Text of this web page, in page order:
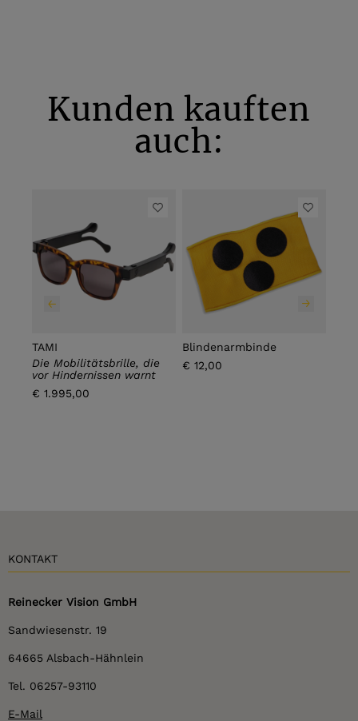
Kunden kauften
auch:
TAMI
Die Mobilitätsbrille, die
vor Hindernissen warnt
€ 1.995,00
Blindenarmbinde
€ 12,00
KONTAKT
Reinecker Vision GmbH
Sandwiesenstr. 19
64665 Alsbach-Hähnlein
Tel. 06257-93110
E-Mail